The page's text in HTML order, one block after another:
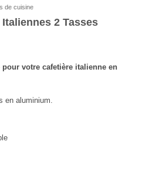
de cuisine
2 Tasses
votre cafetière italienne en
en aluminium.
2 Tasses